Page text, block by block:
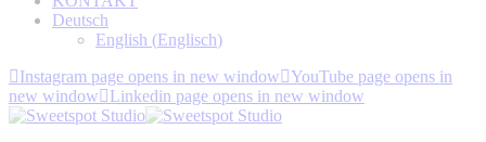
Deutsch
English (Englisch)
Instagram page opens in new window
YouTube page opens in
new window
Linkedin page opens in new window